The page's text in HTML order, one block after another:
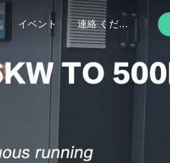
イベント 連絡 ください